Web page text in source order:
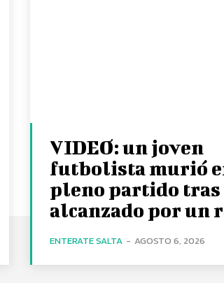
VIDEO: un joven
futbolista murió
pleno partido tras
alcanzado por un
ENTERATE SALTA - AGOSTO 6, 2026